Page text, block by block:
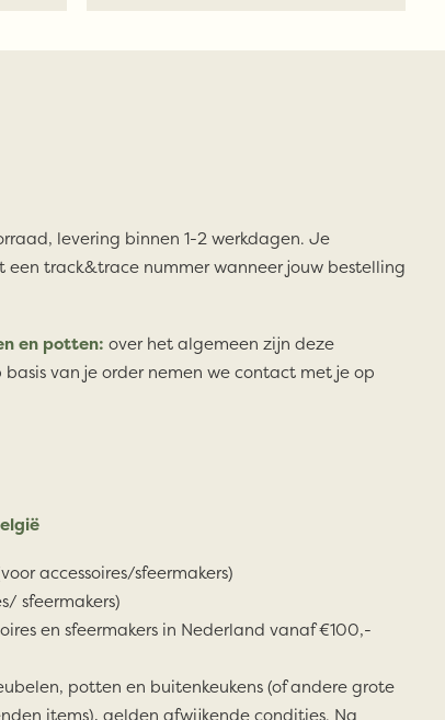
levering binnen 1-2 werkdagen. Je
track&trace nummer wanneer jouw bestelling
en potten: over het algemeen zijn deze
van je order nemen we contact met je op
accessoires/sfeermakers)
sfeermakers)
en sfeermakers in Nederland vanaf €100,-
potten en buitenkeukens (of andere grote
items), gelden afwijkende condities. Na